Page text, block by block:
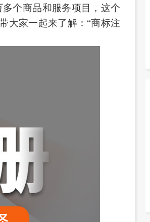
个商品和服务项目，这个
大家一起来了解： “商标注